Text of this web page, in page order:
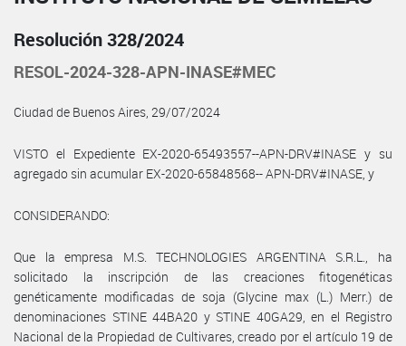
Resolución 328/2024
RESOL-2024-328-APN-INASE#MEC
Ciudad de Buenos Aires, 29/07/2024
VISTO el Expediente EX-2020-65493557--APN-DRV#INASE y su
agregado sin acumular EX-2020-65848568-- APN-DRV#INASE, y
CONSIDERANDO:
Que la empresa M.S. TECHNOLOGIES ARGENTINA S.R.L., ha
solicitado la inscripción de las creaciones fitogenéticas
genéticamente modificadas de soja (Glycine max (L.) Merr.) de
denominaciones STINE 44BA20 y STINE 40GA29, en el Registro
Nacional de la Propiedad de Cultivares, creado por el artículo 19 de